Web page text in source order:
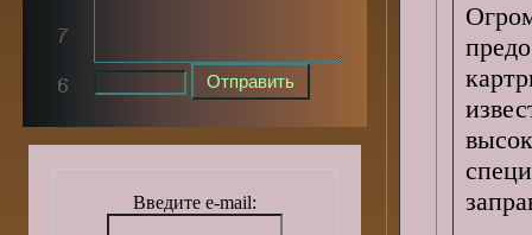
Введите e-mail: